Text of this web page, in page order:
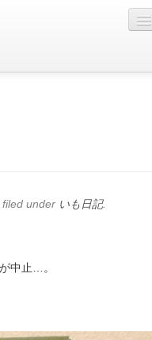
filed under いも日記.
中止…。